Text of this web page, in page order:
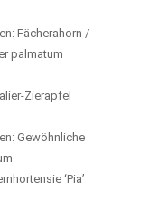
Fächerahorn /
palmatum
Zierapfel
Gewöhnliche
‘Pia’